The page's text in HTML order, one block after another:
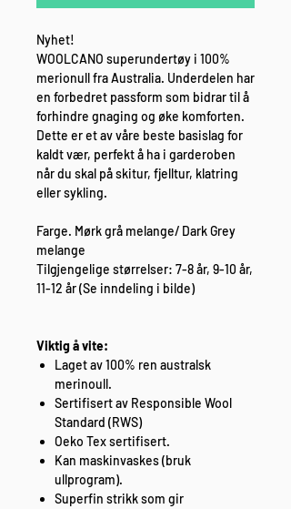
Nyhet!
WOOLCANO superundertøy i 100%
merionull fra Australia. Underdelen har
en forbedret passform som bidrar til å
forhindre gnaging og øke komforten.
Dette er et av våre beste basislag for
kaldt vær, perfekt å ha i garderoben
når du skal på skitur, fjelltur, klatring
eller sykling.
Farge. Mørk grå melange/ Dark Grey
melange
Tilgjengelige størrelser: 7-8 år, 9-10 år,
11-12 år (Se inndeling i bilde)
Viktig å vite:
Laget av 100% ren australsk
merinoull.
Sertifisert av Responsible Wool
Standard (RWS)
Oeko Tex sertifisert.
Kan maskinvaskes (bruk
ullprogram).
Superfin strikk som gir